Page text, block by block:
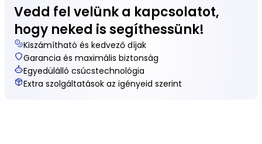
Vedd fel velünk a kapcsolatot,
hogy neked is segíthessünk!
Kiszámítható és kedvező díjak
Garancia és maximális biztonság
Egyedülálló csúcstechnológia
Extra szolgáltatások az igényeid szerint